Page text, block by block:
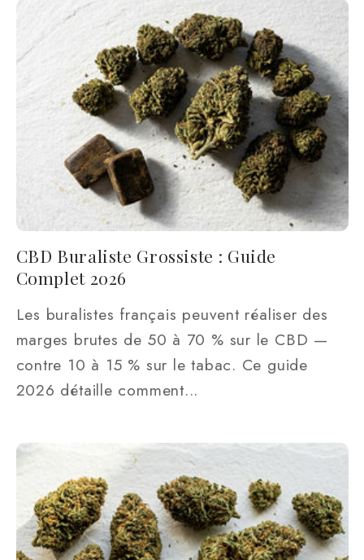
CBD Buraliste Grossiste : Guide
Complet 2026
Les buralistes français peuvent réaliser des
marges brutes de 50 à 70 % sur le CBD —
contre 10 à 15 % sur le tabac. Ce guide
2026 détaille comment...